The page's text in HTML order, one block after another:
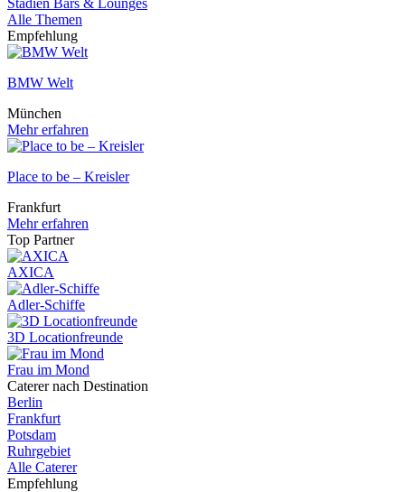
Stadien Bars & Lounges
Alle Themen
Empfehlung
BMW Welt
München
Mehr erfahren
Place to be – Kreisler
Frankfurt
Mehr erfahren
Top Partner
AXICA
Adler-Schiffe
3D Locationfreunde
Frau im Mond
Caterer nach Destination
Berlin
Frankfurt
Potsdam
Ruhrgebiet
Alle Caterer
Empfehlung